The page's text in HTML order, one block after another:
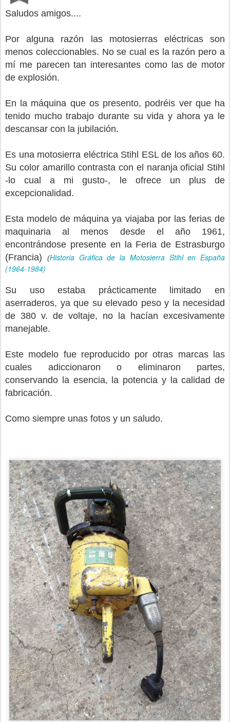
Saludos amigos....
Por alguna razón las motosierras eléctricas son
menos coleccionables. No se cual es la razón pero a
mí me parecen tan interesantes como las de motor
de explosión.
En la máquina que os presento, podréis ver que ha
tenido mucho trabajo durante su vida y ahora ya le
descansar con la jubilación.
Es una motosierra eléctrica Stihl ESL de los años 60.
Su color amarillo contrasta con el naranja oficial Stihl
-lo cual a mi gusto-, le ofrece un plus de
excepcionalidad.
Esta modelo de máquina ya viajaba por las ferias de
maquinaria al menos desde el año 1961,
encontrándose presente en la Feria de Estrasburgo
(Francia)
(Historia Gráfica de la Motosierra Stihl en España
(1964-1984)
Su uso estaba prácticamente limitado en
aserraderos, ya que su elevado peso y la necesidad
de 380 v. de voltaje, no la hacían excesivamente
manejable.
Este modelo fue reproducido por otras marcas las
cuales adiccionaron o eliminaron partes,
conservando la esencia, la potencia y la calidad de
fabricación.
Como siempre unas fotos y un saludo.